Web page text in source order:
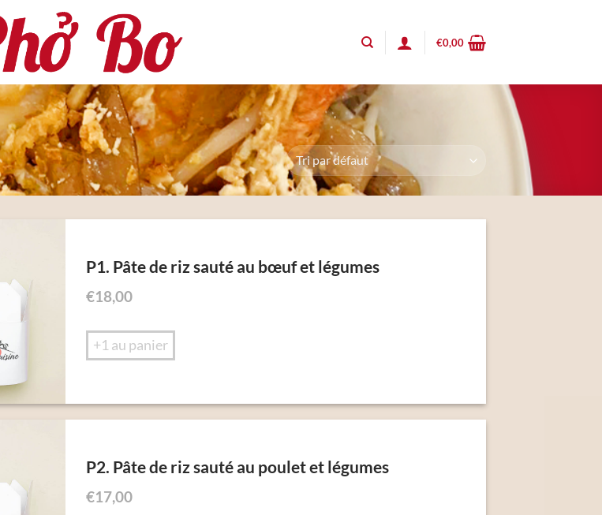
€0,00
P1. Pâte de riz sauté au bœuf et légumes
€18,00
+1 au panier
P2. Pâte de riz sauté au poulet et légumes
€17,00